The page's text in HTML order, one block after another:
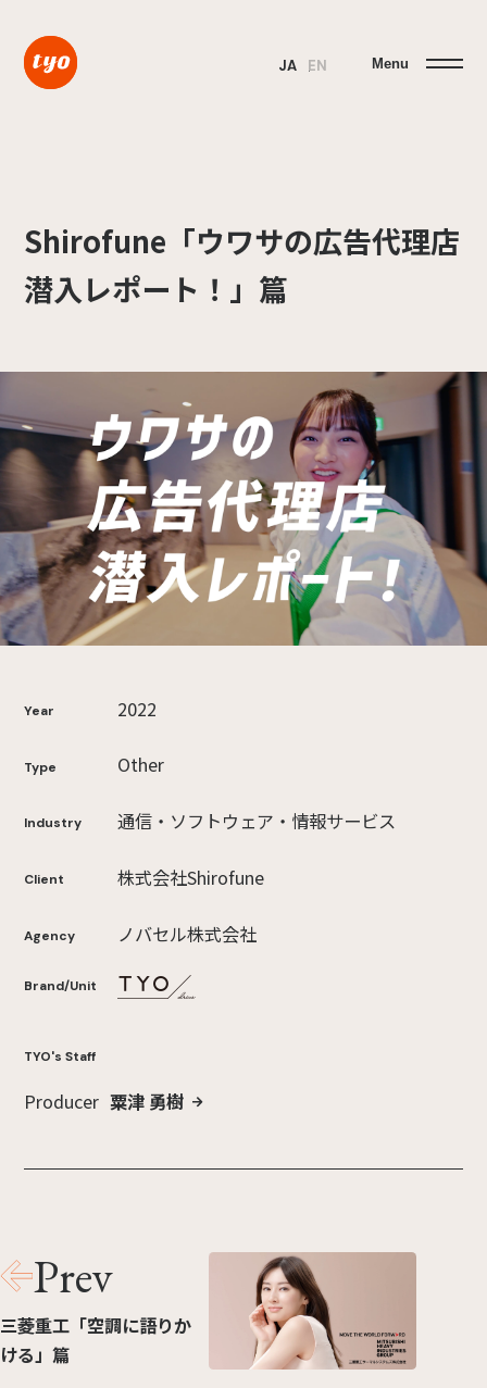
JA EN Menu
Shirofune「ウワサの広告代理店
潜入レポート！」篇
Year 2022
Type Other
Industry 通信・ソフトウェア・情報サービス
Client 株式会社Shirofune
Agency ノバセル株式会社
Brand/Unit
TYO's Staff
Producer 粟津 勇樹
Prev
三菱重工「空調に語りか
ける」篇